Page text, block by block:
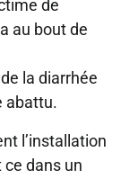
de
au bout de
la diarrhée
abattu.
l’installation
ce dans un